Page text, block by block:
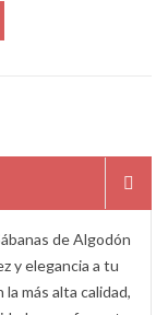
de Algodón
y elegancia a tu
más alta calidad,